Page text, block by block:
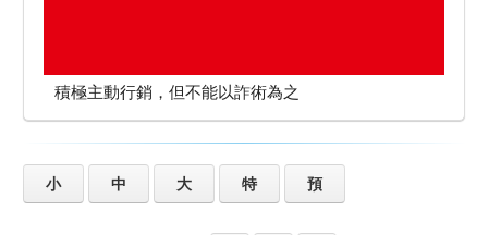
積極主動行銷，但不能以詐術為之
小 中 大 特 預